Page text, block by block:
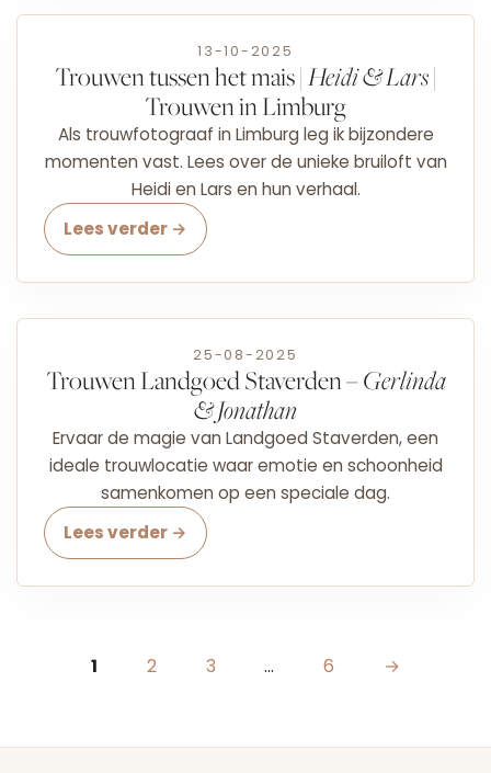
13-10-2025
Trouwen tussen het mais |Heidi & Lars|
Trouwen in Limburg
Als trouwfotograaf in Limburg leg ik bijzondere
momenten vast. Lees over de unieke bruiloft van
Heidi en Lars en hun verhaal.
Lees verder →
25-08-2025
Trouwen Landgoed Staverden –Gerlinda
& Jonathan
Ervaar de magie van Landgoed Staverden, een
ideale trouwlocatie waar emotie en schoonheid
samenkomen op een speciale dag.
Lees verder →
Berichten paginering
1 2 3 … 6 →